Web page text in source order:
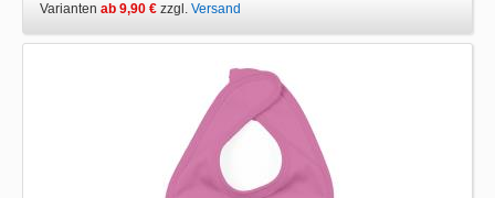
Varianten ab 9,90 € zzgl. Versand